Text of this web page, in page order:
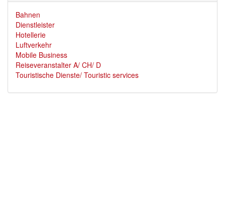
Bahnen
Dienstleister
Hotellerie
Luftverkehr
Mobile Business
Reiseveranstalter A/ CH/ D
Touristische Dienste/ Touristic services